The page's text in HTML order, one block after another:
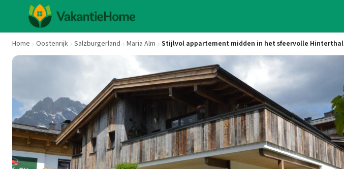
Home Oostenrijk Salzburgerland Maria Alm Stijlvol appartement midden in het sfeervolle Hinterthal